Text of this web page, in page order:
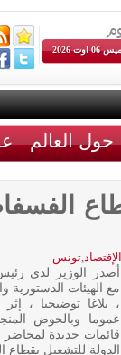
اوت 2026
حول العالم
الإقتصاد,تونس
أصدر الوزير لدى
مع الهيئات الدستورية
، بلاغا توضيحيا ،
عموما وبالحوض
قائمات جديدة
الدولة للتشغيل بقطاع